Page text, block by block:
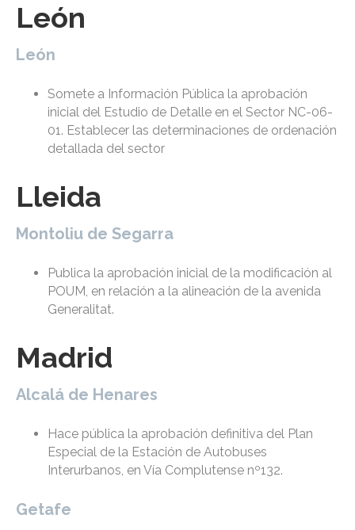
León
León
Somete a Información Pública la aprobación
inicial del Estudio de Detalle en el Sector NC-06-
01. Establecer las determinaciones de ordenación
detallada del sector
Lleida
Montoliu de Segarra
Publica la aprobación inicial de la modificación al
POUM, en relación a la alineación de la avenida
Generalitat.
Madrid
Alcalá de Henares
Hace pública la aprobación definitiva del Plan
Especial de la Estación de Autobuses
Interurbanos, en Vía Complutense nº132.
Getafe